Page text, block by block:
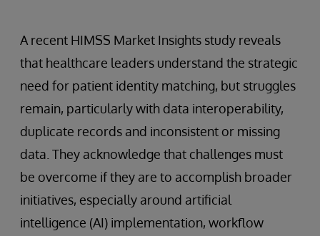
A recent HIMSS Market Insights study reveals
that healthcare leaders understand the strategic
need for patient identity matching, but struggles
remain, particularly with data interoperability,
duplicate records and inconsistent or missing
data. They acknowledge that challenges must
be overcome if they are to accomplish broader
initiatives, especially around artificial
intelligence (AI) implementation, workflow